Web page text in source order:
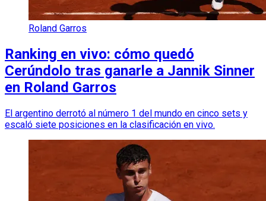
Roland Garros
Ranking en vivo: cómo quedó
Cerúndolo tras ganarle a Jannik Sinner
en Roland Garros
El argentino derrotó al número 1 del mundo en cinco sets y
escaló siete posiciones en la clasificación en vivo.